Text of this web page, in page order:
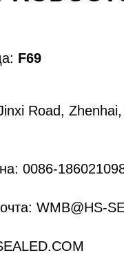
F69
Road,
0086-
WMB@HS-